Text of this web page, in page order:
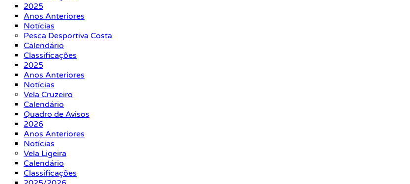
2025
Anos Anteriores
Notícias
Pesca Desportiva Costa
Calendário
Classificações
2025
Anos Anteriores
Notícias
Vela Cruzeiro
Calendário
Quadro de Avisos
2026
Anos Anteriores
Notícias
Vela Ligeira
Calendário
Classificações